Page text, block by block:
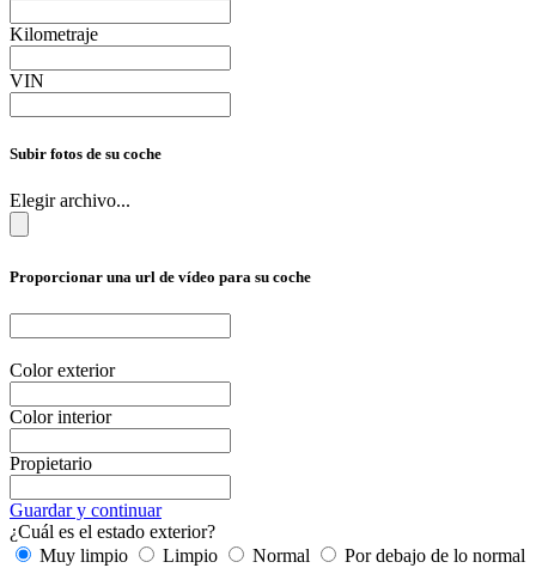
Kilometraje
VIN
Subir fotos de su coche
Elegir archivo...
Proporcionar una url de vídeo para su coche
Color exterior
Color interior
Propietario
Guardar y continuar
¿Cuál es el estado exterior?
Muy limpio
Limpio Normal
Por debajo de lo normal